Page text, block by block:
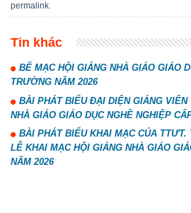
permalink
Tin khác
BẾ MẠC HỘI GIẢNG NHÀ GIÁO GIÁO
TRƯỜNG NĂM 2026
BÀI PHÁT BIỂU ĐẠI DIỆN GIẢNG VIÊN
NHÀ GIÁO GIÁO DỤC NGHỀ NGHIỆP
BÀI PHÁT BIỂU KHAI MẠC CỦA
LỄ KHAI MẠC HỘI GIẢNG NHÀ GIÁO
NĂM 2026